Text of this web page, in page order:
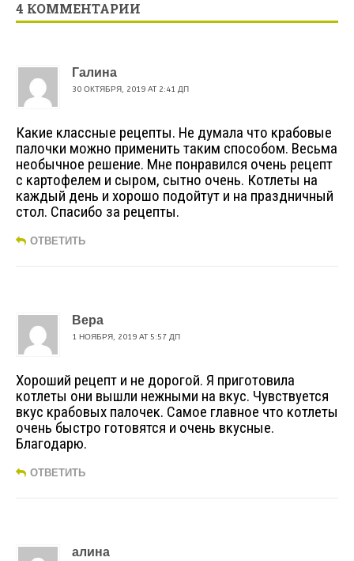
4 КОММЕНТАРИИ
Галина
30 ОКТЯБРЯ, 2019 AT 2:41 ДП
Какие классные рецепты. Не думала что крабовые
палочки можно применить таким способом. Весьма
необычное решение. Мне понравился очень рецепт
с картофелем и сыром, сытно очень. Котлеты на
каждый день и хорошо подойтут и на праздничный
стол. Спасибо за рецепты.
ОТВЕТИТЬ
Вера
1 НОЯБРЯ, 2019 AT 5:57 ДП
Хороший рецепт и не дорогой. Я приготовила
котлеты они вышли нежными на вкус. Чувствуется
вкус крабовых палочек. Самое главное что котлеты
очень быстро готовятся и очень вкусные.
Благодарю.
ОТВЕТИТЬ
алина